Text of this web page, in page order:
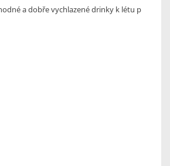
a dobře vychlazené drinky k létu p